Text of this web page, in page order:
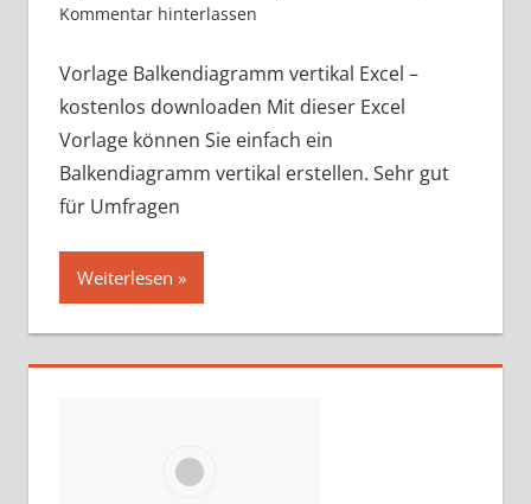
Kommentar hinterlassen
Vorlage Balkendiagramm vertikal Excel –
kostenlos downloaden Mit dieser Excel
Vorlage können Sie einfach ein
Balkendiagramm vertikal erstellen. Sehr gut
für Umfragen
Weiterlesen